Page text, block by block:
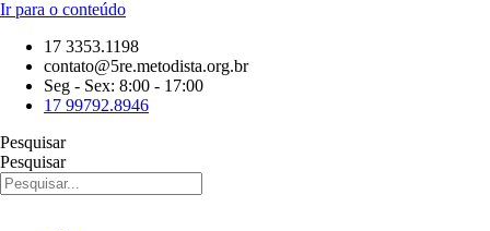
Ir para o conteúdo
17 3353.1198
contato@5re.metodista.org.br
Seg - Sex: 8:00 - 17:00
17 99792.8946
Pesquisar
Pesquisar